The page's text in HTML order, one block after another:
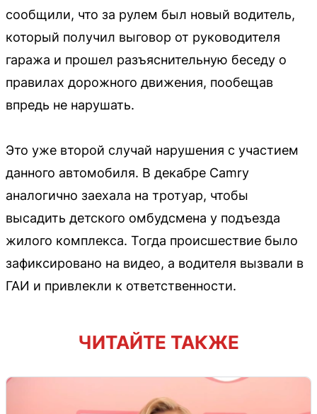
сообщили, что за рулем был новый водитель,
который получил выговор от руководителя
гаража и прошел разъяснительную беседу о
правилах дорожного движения, пообещав
впредь не нарушать.
Это уже второй случай нарушения с участием
данного автомобиля. В декабре Camry
аналогично заехала на тротуар, чтобы
высадить детского омбудсмена у подъезда
жилого комплекса. Тогда происшествие было
зафиксировано на видео, а водителя вызвали в
ГАИ и привлекли к ответственности.
ЧИТАЙТЕ ТАКЖЕ